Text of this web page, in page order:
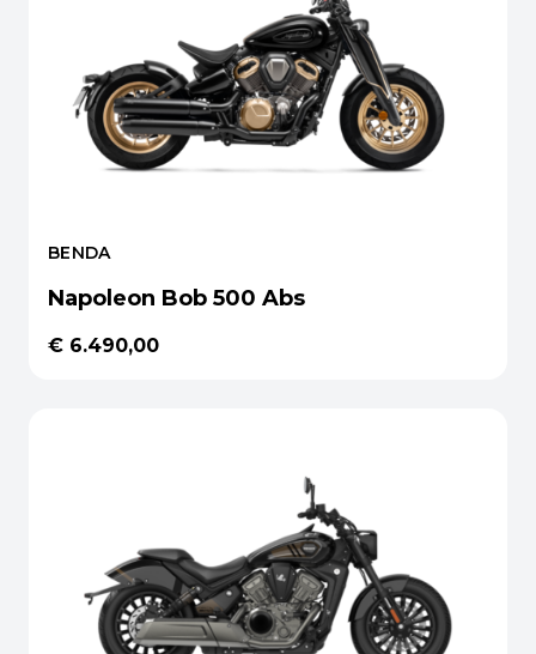
BENDA
Napoleon Bob 500 Abs
€ 6.490,00